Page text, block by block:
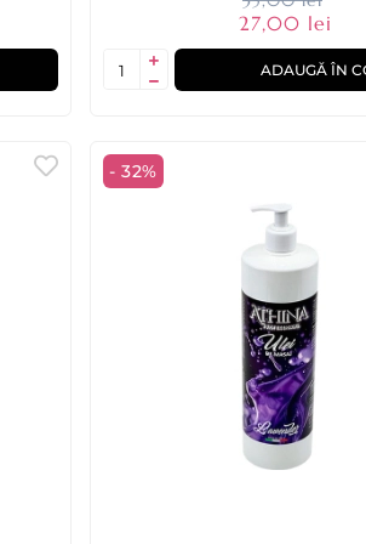
27,00 lei
ADAUGĂ ÎN
- 32%